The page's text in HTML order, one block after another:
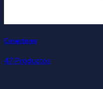
Conectores
47 Productos